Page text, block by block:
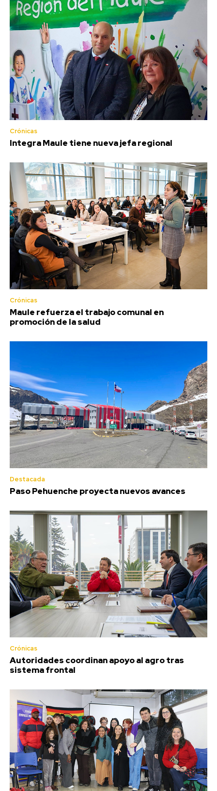
Crónicas
Integra Maule tiene nueva jefa regional
Crónicas
Maule refuerza el trabajo comunal en
promoción de la salud
Destacada
Paso Pehuenche proyecta nuevos avances
Crónicas
Autoridades coordinan apoyo al agro tras
sistema frontal